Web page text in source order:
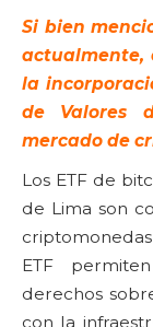
Si bien
actualmente,
la
de Valores
mercado de
Los ETF de
de Lima son
ETF
derechos
con la